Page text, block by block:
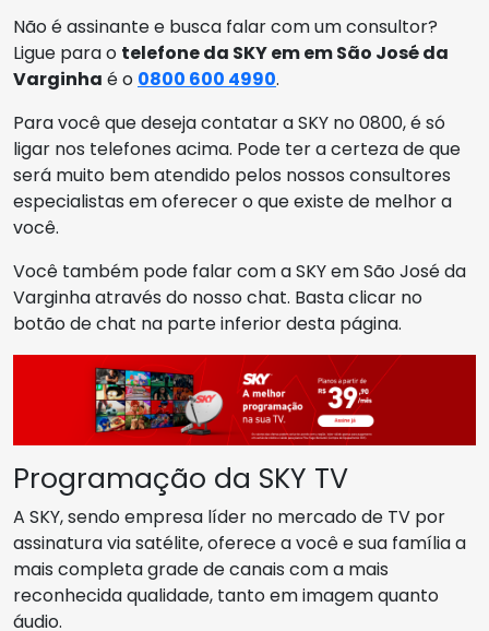
Não é assinante e busca falar com um consultor?
Ligue para o telefone da SKY em em São José da
Varginha é o 0800 600 4990.
Para você que deseja contatar a SKY no 0800, é só
ligar nos telefones acima. Pode ter a certeza de que
será muito bem atendido pelos nossos consultores
especialistas em oferecer o que existe de melhor a
você.
Você também pode falar com a SKY em São José da
Varginha através do nosso chat. Basta clicar no
botão de chat na parte inferior desta página.
Programação da SKY TV
A SKY, sendo empresa líder no mercado de TV por
assinatura via satélite, oferece a você e sua família a
mais completa grade de canais com a mais
reconhecida qualidade, tanto em imagem quanto
áudio.